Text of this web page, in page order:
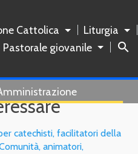
Cattolica
Liturgia
Pastorale giovanile
search
catechisti, facilitatori della
animatori,